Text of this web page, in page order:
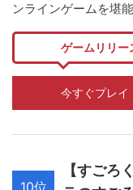
ンラインゲームを堪
ゲームリリー
今すぐプレイ
10位
【すごろ